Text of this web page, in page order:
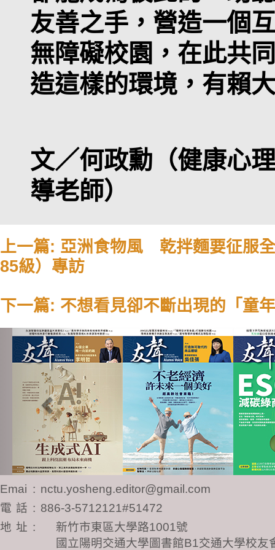
友善之手，營造一個
無障礙校園，在此共
造這樣的環境，有賴
文／何政勳（健康心
導老師）
上一篇: 亞洲食物風 乾拌麵要征服
85級）專訪
下一篇: 不想看見卻不斷出現的「童
Previous
Email : nctu.yosheng.editor@gmail.com
電話 : 886-3-5712121#51472
地址 :
新竹市東區大學路1001號
國立陽明交通大學圖書館B1交通大學校友